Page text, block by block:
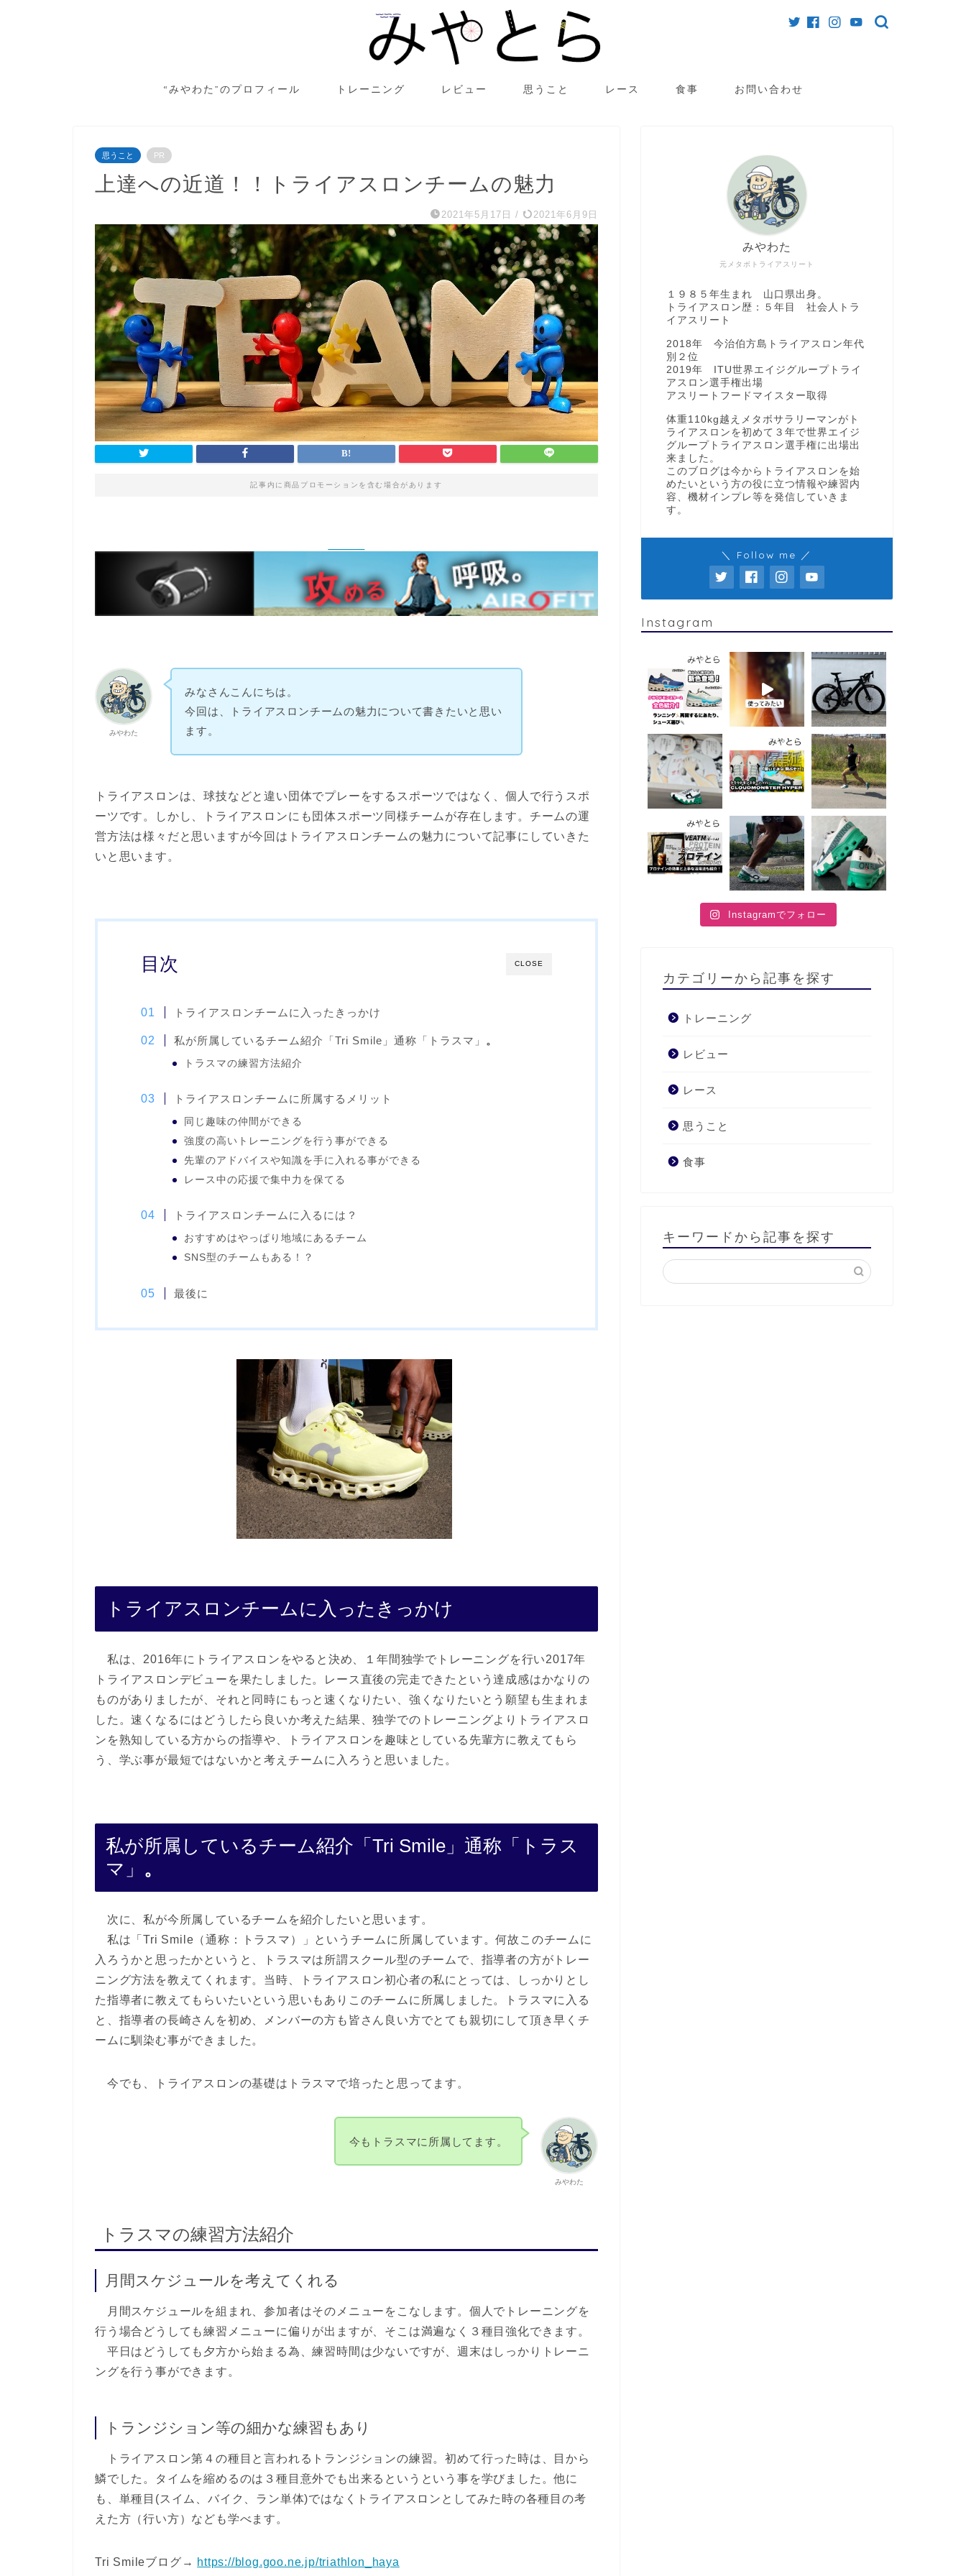
“みやわた”のプロフィール トレーニング レビュー 思うこと レース 食事 お問い合わせ
思うこと PR
上達への近道！！トライアスロンチームの魅力
2021年5月17日 / 2021年6月9日
記事内に商品プロモーションを含む場合があります
みやわた
みなさんこんにちは。
今回は、トライアスロンチームの魅力について書きたいと思い
ます。
トライアスロンは、球技などと違い団体でプレーをするスポーツではなく、個人で行うスポ
ーツです。しかし、トライアスロンにも団体スポーツ同様チームが存在します。チームの運
営方法は様々だと思いますが今回はトライアスロンチームの魅力について記事にしていきた
いと思います。
CLOSE
目次
トライアスロンチームに入ったきっかけ
私が所属しているチーム紹介「Tri Smile」通称「トラスマ」 。
トラスマの練習方法紹介
トライアスロンチームに所属するメリット
同じ趣味の仲間ができる
強度の高いトレーニングを行う事ができる
先輩のアドバイスや知識を手に入れる事ができる
レース中の応援で集中力を保てる
トライアスロンチームに入るには？
おすすめはやっぱり地域にあるチーム
SNS型のチームもある！？
最後に
トライアスロンチームに入ったきっかけ
私は、2016年にトライアスロンをやると決め、１年間独学でトレーニングを行い2017年
トライアスロンデビューを果たしました。レース直後の完走できたという達成感はかなりの
ものがありましたが、それと同時にもっと速くなりたい、強くなりたいとう願望も生まれま
した。速くなるにはどうしたら良いか考えた結果、独学でのトレーニングよりトライアスロ
ンを熟知している方からの指導や、トライアスロンを趣味としている先輩方に教えてもら
う、学ぶ事が最短ではないかと考えチームに入ろうと思いました。
私が所属しているチーム紹介「Tri Smile」通称「トラス
マ」 。
次に、私が今所属しているチームを紹介したいと思います。
私は「Tri Smile（通称：トラスマ）」というチームに所属しています。何故このチームに
入ろうかと思ったかというと、トラスマは所謂スクール型のチームで、指導者の方がトレー
ニング方法を教えてくれます。当時、トライアスロン初心者の私にとっては、しっかりとし
た指導者に教えてもらいたいという思いもありこのチームに所属しました。トラスマに入る
と、指導者の長崎さんを初め、メンバーの方も皆さん良い方でとても親切にして頂き早くチ
ームに馴染む事ができました。
今でも、トライアスロンの基礎はトラスマで培ったと思ってます。
みやわた
今もトラスマに所属してます。
トラスマの練習方法紹介
月間スケジュールを考えてくれる
月間スケジュールを組まれ、参加者はそのメニューをこなします。個人でトレーニングを
行う場合どうしても練習メニューに偏りが出ますが、そこは満遍なく３種目強化できます。
平日はどうしても夕方から始まる為、練習時間は少ないですが、週末はしっかりトレーニ
ングを行う事ができます。
トランジション等の細かな練習もあり
トライアスロン第４の種目と言われるトランジションの練習。初めて行った時は、目から
鱗でした。タイムを縮めるのは３種目意外でも出来るというという事を学びました。他に
も、単種目(スイム、バイク、ラン単体)ではなくトライアスロンとしてみた時の各種目の考
えた方（行い方）なども学べます。
Tri Smileブログ→ https://blog.goo.ne.jp/triathlon_haya
元メタボトライアスリート
みやわた
１９８５年生まれ 山口県出身。
トライアスロン歴：５年目 社会人トラ
イアスリート
2018年 今治伯方島トライアスロン年代
別２位
2019年 ITU世界エイジグループトライ
アスロン選手権出場
アスリートフードマイスター取得
体重110kg越えメタボサラリーマンがト
ライアスロンを初めて３年で世界エイジ
グループトライアスロン選手権に出場出
来ました。
このブログは今からトライアスロンを始
めたいという方の役に立つ情報や練習内
容、機材インプレ等を発信していきま
す。
＼ Follow me ／
Instagram
Instagramでフォロー
カテゴリーから記事を探す
トレーニング
レビュー
レース
思うこと
食事
キーワードから記事を探す